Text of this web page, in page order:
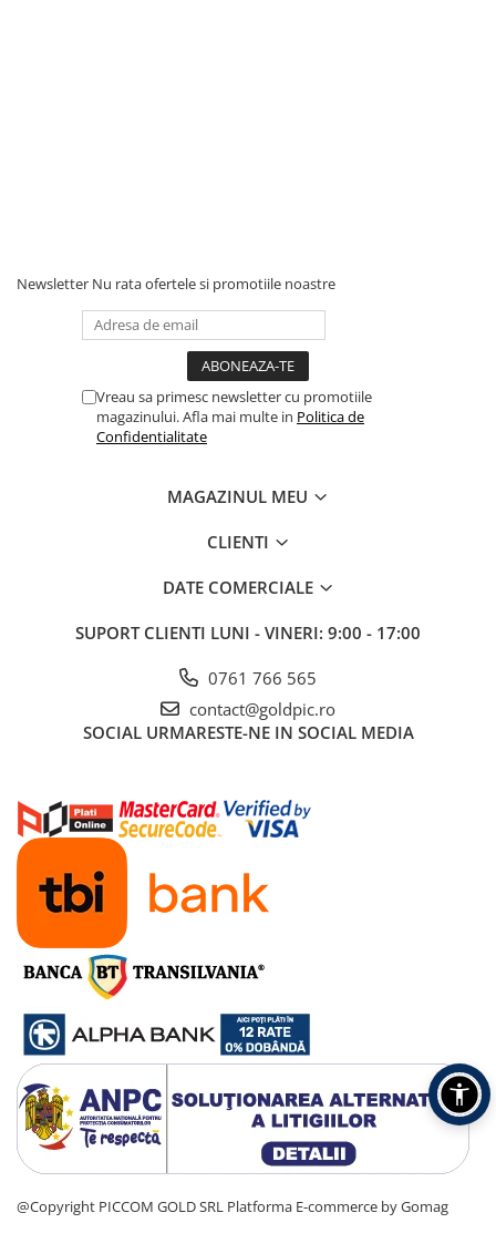
Newsletter Nu rata ofertele si promotiile noastre
Vreau sa primesc newsletter cu promotiile
magazinului. Afla mai multe in Politica de
Confidentialitate
MAGAZINUL MEU
CLIENTI
DATE COMERCIALE
SUPORT CLIENTI LUNI - VINERI: 9:00 - 17:00
0761 766 565
contact@goldpic.ro
SOCIAL URMARESTE-NE IN SOCIAL MEDIA
@Copyright PICCOM GOLD SRL Platforma E-commerce by Gomag